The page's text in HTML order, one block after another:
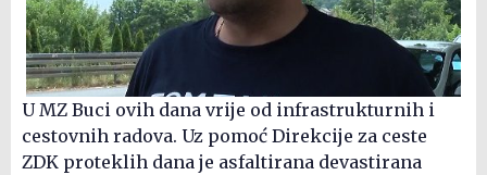
U MZ Buci ovih dana vrije od infrastrukturnih i
cestovnih radova. Uz pomoć Direkcije za ceste
ZDK proteklih dana je asfaltirana devastirana